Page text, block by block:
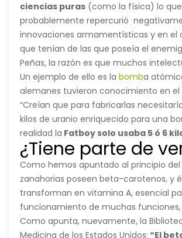
meteorológicas)
a
bombarderos
para
que
estos
llevaran
a
cabo
su
ataque.
ciencias puras (como la física) lo que
probablemente repercurió
innovaciones armamentísticas y en el
que tenían de las que poseía el
Peñas, la razón es que muchos
izquierdas de mucho talento fueron
universidades: “Tenían muy buenos
pocos buenos teóricos”.
Un ejemplo de ello es la bomba
alemanes tuvieron conocimiento en el
“Creían que para fabricarlas
kilos de uranio enriquecido para una
realidad la Fatboy solo usaba 5 ó 6
¿Tiene parte de
Como hemos apuntado al principio del
zanahorias poseen beta-carotenos, y
transforman en vitamina A, esencial
funcionamiento de muchas
Como apunta, nuevamente, la
Medicina de los Estados Unidos: “El